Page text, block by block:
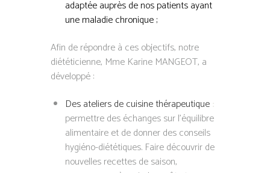
adaptée auprès de nos patients ayant
une maladie chronique;
Afin de répondre à ces objectifs, notre
diététicienne, Mme Karine MANGEOT, a
développé :
Des ateliers de cuisine thérapeutique :
permettre des échanges sur l’équilibre
alimentaire et de donner des conseils
hygiéno-diététiques. Faire découvrir de
nouvelles recettes de saison,